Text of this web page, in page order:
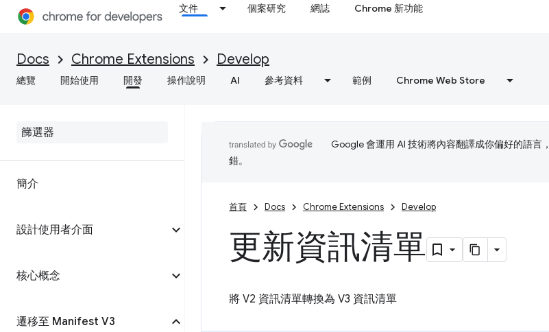
文件 個案研究 網誌 Chrome 新功能
Docs Chrome Extensions Develop
總覽 開始使用 開發 操作說明 AI 參考資料 範例 Chrome Web Store
簡介
設計使用者介面
核心概念
遷移至 Manifest V3
Google 會運用 AI 技術將內容翻譯成你偏好的語言
錯。
首頁 Docs Chrome Extensions Develop
更新資訊清單
將 V2 資訊清單轉換為 V3 資訊清單